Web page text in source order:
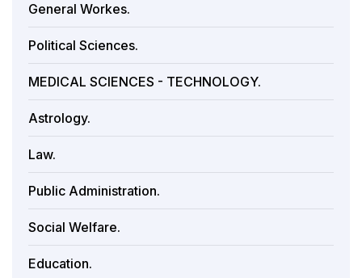
General Workes.
Political Sciences.
MEDICAL SCIENCES - TECHNOLOGY.
Astrology.
Law.
Public Administration.
Social Welfare.
Education.